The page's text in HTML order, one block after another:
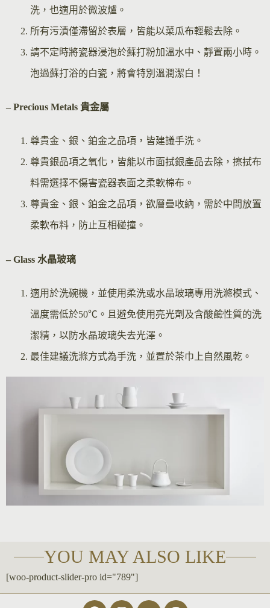
洗，也適用於微波爐。
所有污漬僅滯留於表層，皆能以菜瓜布輕鬆去除。
請不定時將瓷器浸泡於蘇打粉加溫水中、靜置兩小時。
泡過蘇打浴的白瓷，將會特別溫潤潔白！
– Precious Metals 貴金屬
尊貴金、銀、鉑金之品項，皆建議手洗。
尊貴銀品項之氧化，皆能以市面拭銀產品去除，擦拭布
料需選擇不傷害瓷器表面之柔軟棉布。
尊貴金、銀、鉑金之品項，欲層疊收納，需於中間放置
柔軟布料，防止互相碰撞。
– Glass 水晶玻璃
適用於洗碗機，並使用柔洗或水晶玻璃專用洗滌模式、
溫度需低於50℃。且避免使用亮光劑及含酸鹼性質的洗
潔精，以防水晶玻璃失去光澤。
最佳建議洗滌方式為手洗，並置於茶巾上自然風乾。
YOU MAY ALSO LIKE
[woo-product-slider-pro id="789"]